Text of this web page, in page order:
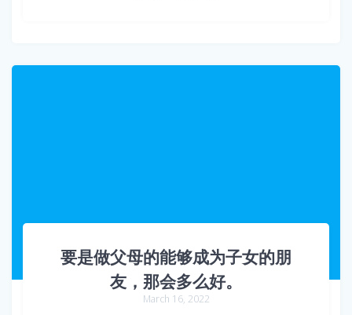
要是做父母的能够成为子女的朋
友，那会多么好。
March 16, 2022